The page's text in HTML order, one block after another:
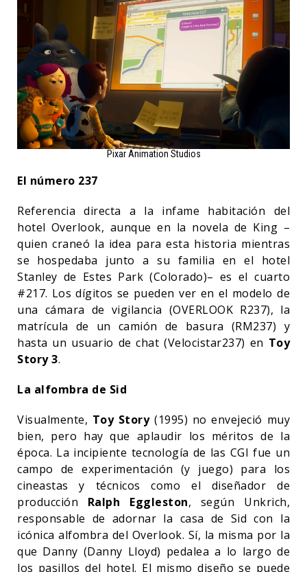
Pixar Animation Studios
El número 237
Referencia directa a la infame habitación del
hotel Overlook, aunque en la novela de King –
quien craneó la idea para esta historia mientras
se hospedaba junto a su familia en el hotel
Stanley de Estes Park (Colorado)– es el cuarto
#217. Los dígitos se pueden ver en el modelo de
una cámara de vigilancia (OVERLOOK R237), la
matrícula de un camión de basura (RM237) y
hasta un usuario de chat (Velocistar237) en Toy
Story 3.
La alfombra de Sid
Visualmente, Toy Story(1995) no envejeció muy
bien, pero hay que aplaudir los méritos de la
época. La incipiente tecnología de las CGI fue un
campo de experimentación (y juego) para los
cineastas y técnicos como el diseñador de
producción Ralph Eggleston, según Unkrich,
responsable de adornar la casa de Sid con la
icónica alfombra del Overlook. Sí, la misma por la
que Danny (Danny Lloyd) pedalea a lo largo de
los pasillos del hotel. El mismo diseño se puede